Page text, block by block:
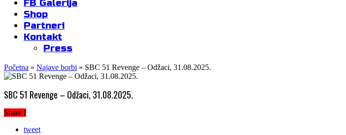
FB Galerija
Shop
Partneri
Kontakt
Press
Početna » Najave borbi » SBC 51 Revenge – Odžaci, 31.08.2025.
SBC 51 Revenge – Odžaci, 31.08.2025.
Share !
tweet